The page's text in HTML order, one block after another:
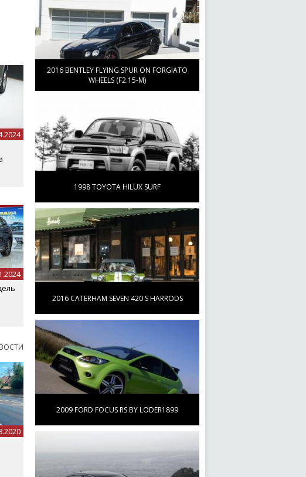
"Азию".
больше
2016 BENTLEY FLYING SPUR ON FORGIATO
WHEELS (F2.15-M)
1998 TOYOTA HILUX SURF
2016 CATERHAM SEVEN 420 S HARRODS
2009 FORD FOCUS RS BY LODER1899